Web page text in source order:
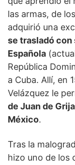
las armas, de
adquirió una
se trasladó con
Española
República
a Cuba. Allí, en
Velázquez le
de Juan de
México.
Tras la
hizo uno de los